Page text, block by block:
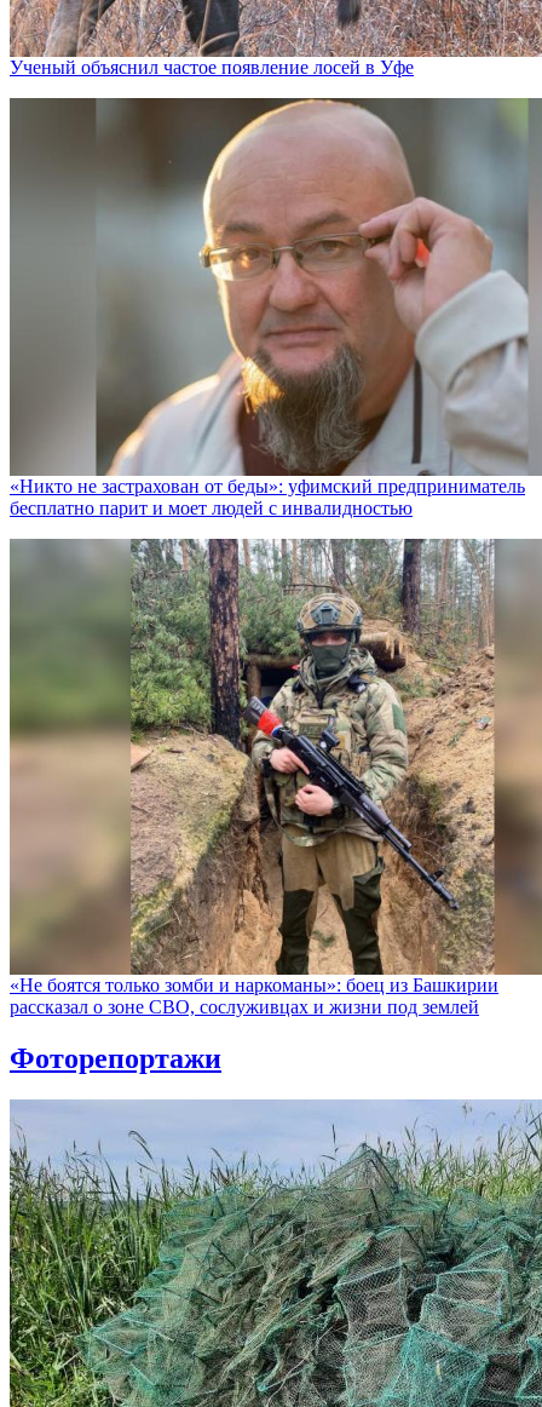
Ученый объяснил частое появление лосей в Уфе
«Никто не заcтрахован от беды»: уфимский предприниматель
бесплатно парит и моет людей с инвалидностью
«Не боятся только зомби и наркоманы»: боец из Башкирии
рассказал о зоне СВО, сослуживцах и жизни под землей
Фоторепортажи